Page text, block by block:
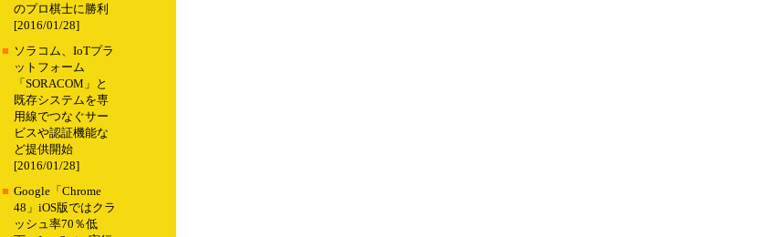
のプロ棋士に勝利
[2016/01/28]
■ ソラコム、IoTプラ
ットフォーム
「SORACOM」と
既存システムを専
用線でつなぐサー
ビスや認証機能な
ど提供開始
[2016/01/28]
■ Google「Chrome
48」iOS版ではクラ
ッシュ率70％低